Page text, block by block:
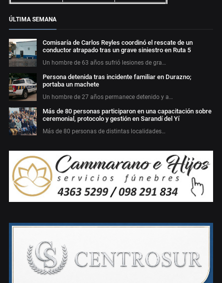
ÚLTIMA SEMANA
Comisaría de Carlos Reyles coordinó el rescate de un
conductor atrapado tras un grave siniestro en Ruta 5
Un hombre de 63 años sufrió lesiones de gra…
Persona detenida tras incidente familiar en Durazno;
portaba un machete
Un hombre de 27 años permanece detenido y a…
Más de 80 personas participaron en una capacitación sobre
ceremonial, protocolo y gestión en Sarandí del Yí
Más de 80 personas de distintas localidades…